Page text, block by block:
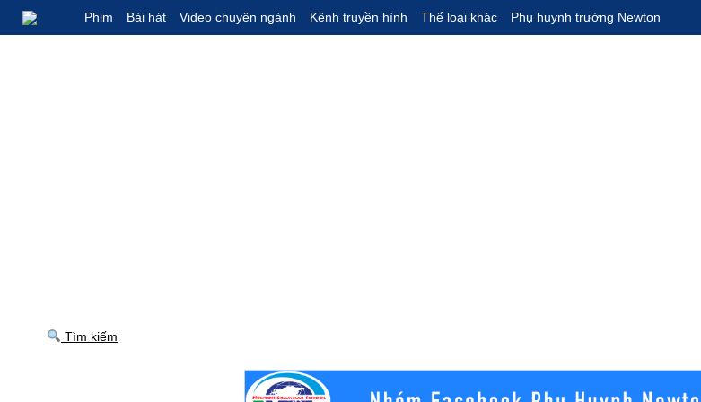
Phim Bài hát Video chuyên ngành Kênh truyền hình Thể loại khác Phụ huynh trường Newton
Tìm kiếm